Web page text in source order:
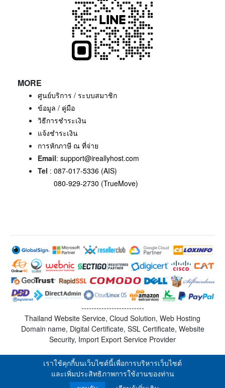
MORE
ศูนย์บริการ / ระบบสมาชิก
ข้อมูล / คู่มือ
วิธีการชำระเงิน
แจ้งชำระเงิน
การหักภาษี ณ ที่จ่าย
Email: support@ireallyhost.com
Tel : 087-017-5336 (AIS)
080-929-2730 (TrueMove)
-------------------------
Thailand Website Service, Cloud Solution, Web Hosting
Domain name, Digital Certificate, SSL Certificate, Website
Security, Import Export Service Provider
เราใช้คุกกี้บนเว็บไซต์นี้เพื่อการบริหารเว็บไซต์
และเพิ่มประสิทธิภาพการใช้งานของท่าน